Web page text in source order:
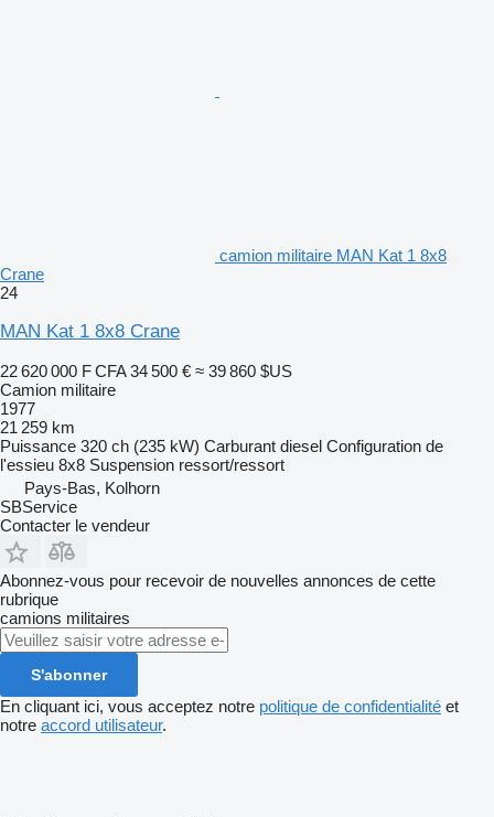
camion militaire MAN Kat 1 8x8
Crane
24
MAN Kat 1 8x8 Crane
22 620 000 F CFA 34 500 € ≈ 39 860 $US
Camion militaire
1977
21 259 km
Puissance 320 ch (235 kW) Carburant diesel Configuration de
l'essieu 8x8 Suspension ressort/ressort
Pays-Bas, Kolhorn
SBService
Contacter le vendeur
Abonnez-vous pour recevoir de nouvelles annonces de cette
rubrique
camions militaires
S'abonner
En cliquant ici, vous acceptez notre politique de confidentialité et
notre accord utilisateur.